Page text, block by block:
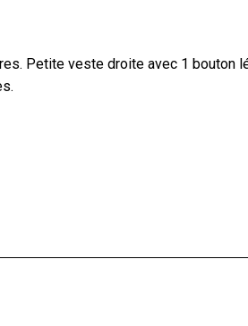
Petite veste droite avec 1 bouton